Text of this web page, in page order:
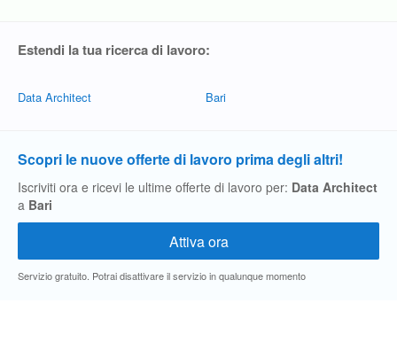
Estendi la tua ricerca di lavoro:
Data Architect Bari
Scopri le nuove offerte di lavoro prima degli altri!
Iscriviti ora e ricevi le ultime offerte di lavoro per: Data Architect
a Bari
Servizio gratuito. Potrai disattivare il servizio in qualunque momento